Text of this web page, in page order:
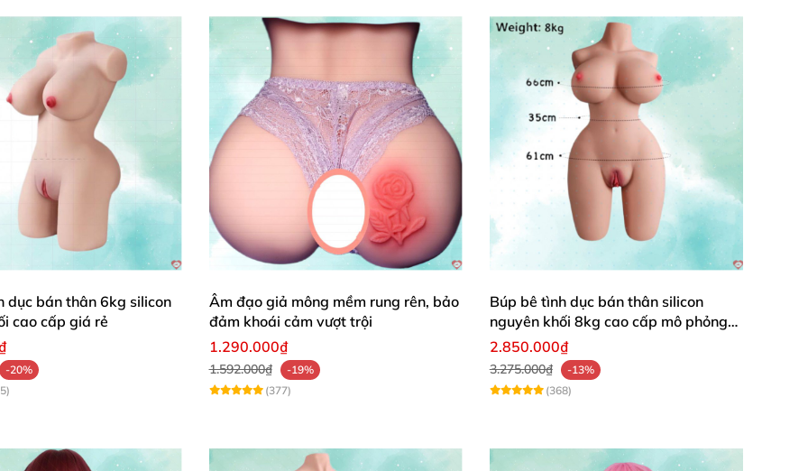
14CM
di động bằng kim loại
dục bán thân 6kg silicon
cao cấp giá rẻ
-20%
Âm đạo giả mông mềm rung rên, bảo
đảm khoái cảm vượt trội
1.290.000₫
1.592.000₫
-19%
(377)
Búp bê tình dục bán thân silicon
nguyên khối 8kg cao cấp mô phỏng
người thật
2.850.000₫
3.275.000₫
-13%
(368)